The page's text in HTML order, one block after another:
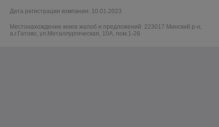
Дата регистрации компании: 10.01.2023
Местонахождение книги жалоб и предложений: 223017 Минский р-н,
а.г.Гатово, ул.Металлургическая, 10А, пом.1-26